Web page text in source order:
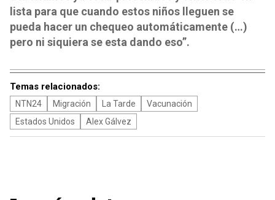
lista para que cuando estos niños lleguen se
pueda hacer un chequeo automáticamente (…)
pero ni siquiera se esta dando eso”.
Temas relacionados:
NTN24 Migración La Tarde
Vacunación
Estados Unidos
Alex Gálvez